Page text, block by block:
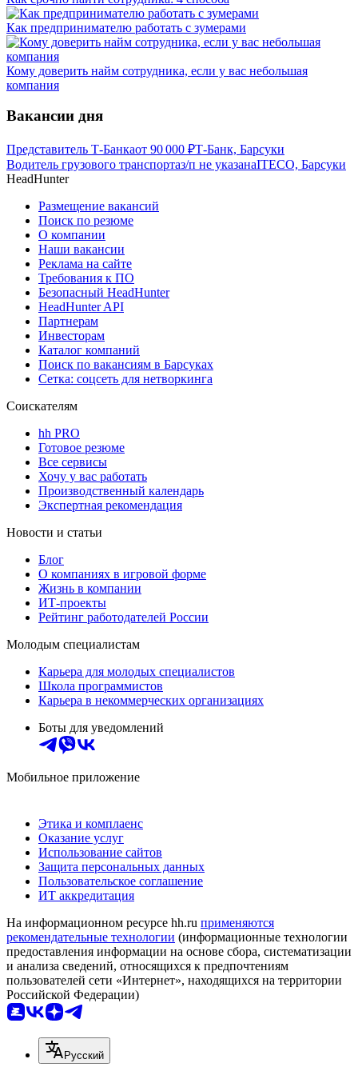
Как предпринимателю работать с зумерами
Кому доверить найм сотрудника, если у вас небольшая
компания
Вакансии дня
Представитель Т-Банкаот 90 000 ₽Т-Банк, Барсуки
Водитель грузового транспортаз/п не указанаITECO, Барсуки
HeadHunter
Размещение вакансий
Поиск по резюме
О компании
Наши вакансии
Реклама на сайте
Требования к ПО
Безопасный HeadHunter
HeadHunter API
Партнерам
Инвесторам
Каталог компаний
Поиск по вакансиям в Барсуках
Сетка: соцсеть для нетворкинга
Соискателям
hh PRO
Готовое резюме
Все сервисы
Хочу у вас работать
Производственный календарь
Экспертная рекомендация
Новости и статьи
Блог
О компаниях в игровой форме
Жизнь в компании
ИТ-проекты
Рейтинг работодателей России
Молодым специалистам
Карьера для молодых специалистов
Школа программистов
Карьера в некоммерческих организациях
Боты для уведомлений
Мобильное приложение
Этика и комплаенс
Оказание услуг
Использование сайтов
Защита персональных данных
Пользовательское соглашение
ИТ аккредитация
На информационном ресурсе hh.ru применяются
рекомендательные технологии (информационные технологии
предоставления информации на основе сбора, систематизации
и анализа сведений, относящихся к предпочтениям
пользователей сети «Интернет», находящихся на территории
Российской Федерации)
Русский